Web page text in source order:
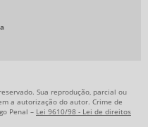
Sua reprodução, parcial ou
a autorização do autor. Crime de
Penal – Lei 9610/98 - Lei de direitos